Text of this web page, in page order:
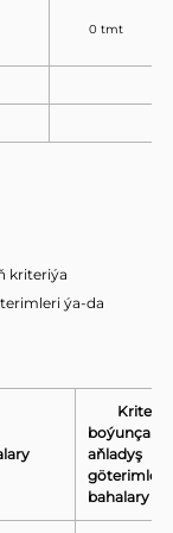
0 tmt
kriteriýa
ýa-da
boýunça
aňladyş
göterimleri,
bahalary